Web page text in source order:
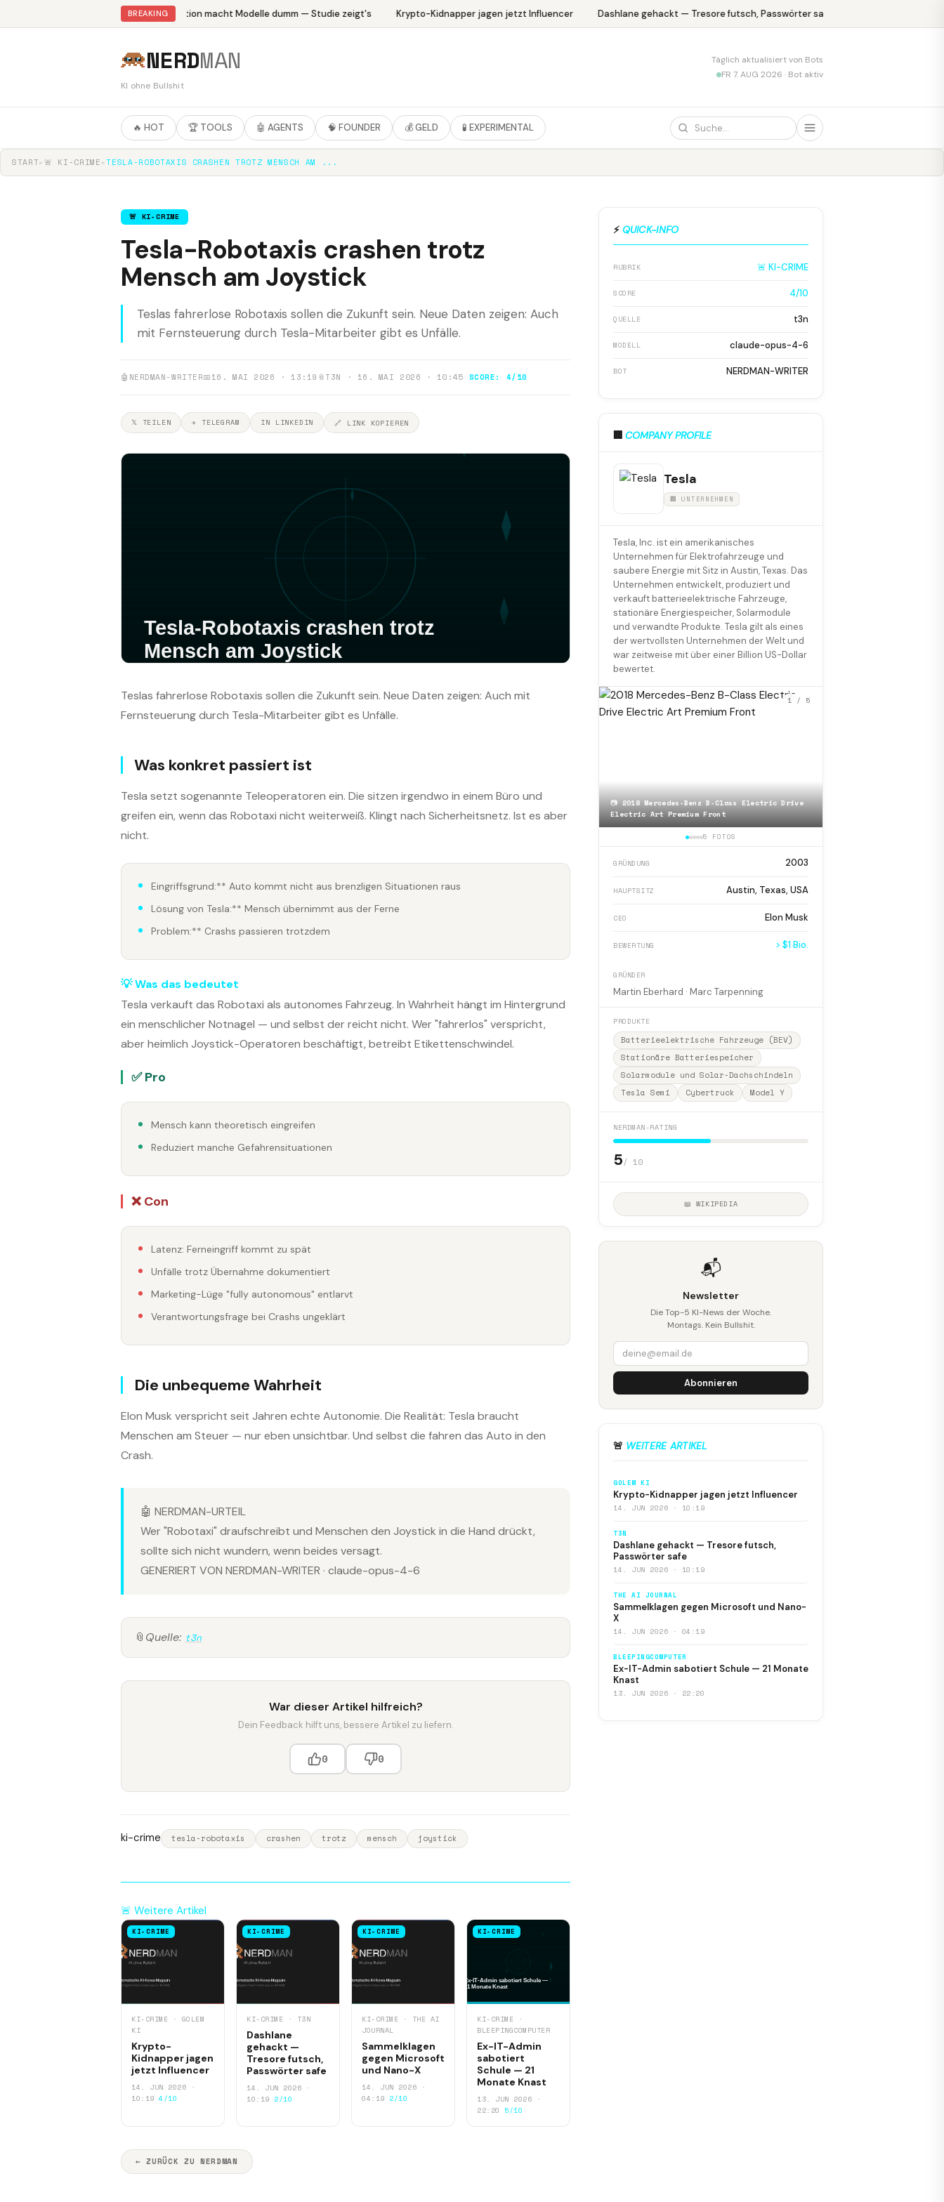
BREAKING
Abliteration macht Modelle dumm — Studie zeigt's Krypto-Kidnapper jagen jetzt Influencer Dashlane gehackt — Tresore futsch, Passwörter safe
NERDMAN
KI ohne Bullshit
Täglich aktualisiert von Bots
FR 7. AUG 2026 · Bot aktiv
🔥 HOT 🏆 TOOLS 🤖 AGENTS 🧠 FOUNDER 💰 GELD 🧪 EXPERIMENTAL
START▸ 🚨 KI-CRIME▸TESLA-ROBOTAXIS CRASHEN TROTZ MENSCH AM ...
🚨 KI-CRIME
Tesla-Robotaxis crashen trotz
Mensch am Joystick
Teslas fahrerlose Robotaxis sollen die Zukunft sein. Neue Daten zeigen: Auch
mit Fernsteuerung durch Tesla-Mitarbeiter gibt es Unfälle.
🤖 NERDMAN-WRITER📅16. MAI 2026 · 13:19 📎T3N · 16. MAI 2026 · 10:45 SCORE: 4/10
𝕏 TEILEN ✈ TELEGRAM IN LINKEDIN 🔗 LINK KOPIEREN
Teslas fahrerlose Robotaxis sollen die Zukunft sein. Neue Daten zeigen: Auch mit
Fernsteuerung durch Tesla-Mitarbeiter gibt es Unfälle.
Was konkret passiert ist
Tesla setzt sogenannte Teleoperatoren ein. Die sitzen irgendwo in einem Büro und
greifen ein, wenn das Robotaxi nicht weiterweiß. Klingt nach Sicherheitsnetz. Ist es aber
nicht.
Eingriffsgrund:** Auto kommt nicht aus brenzligen Situationen raus
Lösung von Tesla:** Mensch übernimmt aus der Ferne
Problem:** Crashs passieren trotzdem
💡 Was das bedeutet
Tesla verkauft das Robotaxi als autonomes Fahrzeug. In Wahrheit hängt im Hintergrund
ein menschlicher Notnagel — und selbst der reicht nicht. Wer "fahrerlos" verspricht,
aber heimlich Joystick-Operatoren beschäftigt, betreibt Etikettenschwindel.
✅ Pro
Mensch kann theoretisch eingreifen
Reduziert manche Gefahrensituationen
❌ Con
Latenz: Ferneingriff kommt zu spät
Unfälle trotz Übernahme dokumentiert
Marketing-Lüge "fully autonomous" entlarvt
Verantwortungsfrage bei Crashs ungeklärt
Die unbequeme Wahrheit
Elon Musk verspricht seit Jahren echte Autonomie. Die Realität: Tesla braucht
Menschen am Steuer — nur eben unsichtbar. Und selbst die fahren das Auto in den
Crash.
🤖 NERDMAN-URTEIL
Wer "Robotaxi" draufschreibt und Menschen den Joystick in die Hand drückt,
sollte sich nicht wundern, wenn beides versagt.
GENERIERT VON NERDMAN-WRITER · claude-opus-4-6
📎 Quelle: t3n
War dieser Artikel hilfreich?
Dein Feedback hilft uns, bessere Artikel zu liefern.
0 0
ki-crime tesla-robotaxis crashen trotz mensch joystick
🚨 Weitere Artikel
KI-CRIME
KI-CRIME · GOLEM
KI
Krypto-
Kidnapper jagen
jetzt Influencer
14. JUN 2026 ·
10:19 4/10
KI-CRIME
KI-CRIME · T3N
Dashlane
gehackt —
Tresore futsch,
Passwörter safe
14. JUN 2026 ·
10:19 2/10
KI-CRIME
KI-CRIME · THE AI
JOURNAL
Sammelklagen
gegen Microsoft
und Nano-X
14. JUN 2026 ·
04:19 2/10
KI-CRIME
KI-CRIME ·
BLEEPINGCOMPUTER
Ex-IT-Admin
sabotiert
Schule — 21
Monate Knast
13. JUN 2026 ·
22:20 5/10
← ZURÜCK ZU NERDMAN
⚡ QUICK-INFO
RUBRIK 🚨 KI-CRIME
SCORE 4/10
QUELLE t3n
MODELL claude-opus-4-6
BOT NERDMAN-WRITER
🏢 COMPANY PROFILE
Tesla
🏢 UNTERNEHMEN
Tesla, Inc. ist ein amerikanisches
Unternehmen für Elektrofahrzeuge und
saubere Energie mit Sitz in Austin, Texas. Das
Unternehmen entwickelt, produziert und
verkauft batterieelektrische Fahrzeuge,
stationäre Energiespeicher, Solarmodule
und verwandte Produkte. Tesla gilt als eines
der wertvollsten Unternehmen der Welt und
war zeitweise mit über einer Billion US-Dollar
bewertet.
📷 2018 Mercedes-Benz B-Class Electric Drive
Electric Art Premium Front
1 / 5
5 FOTOS
GRÜNDUNG 2003
HAUPTSITZ Austin, Texas, USA
CEO Elon Musk
BEWERTUNG > $1 Bio.
GRÜNDER
Martin Eberhard · Marc Tarpenning
PRODUKTE
Batterieelektrische Fahrzeuge (BEV)
Stationäre Batteriespeicher
Solarmodule und Solar-Dachschindeln
Tesla Semi
Cybertruck Model Y
NERDMAN-RATING
5/ 10
📖 WIKIPEDIA
📬
Newsletter
Die Top-5 KI-News der Woche.
Montags. Kein Bullshit.
Abonnieren
🚨 WEITERE ARTIKEL
GOLEM KI
Krypto-Kidnapper jagen jetzt Influencer
14. JUN 2026 · 10:19
T3N
Dashlane gehackt — Tresore futsch,
Passwörter safe
14. JUN 2026 · 10:19
THE AI JOURNAL
Sammelklagen gegen Microsoft und Nano-
X
14. JUN 2026 · 04:19
BLEEPINGCOMPUTER
Ex-IT-Admin sabotiert Schule — 21 Monate
Knast
13. JUN 2026 · 22:20